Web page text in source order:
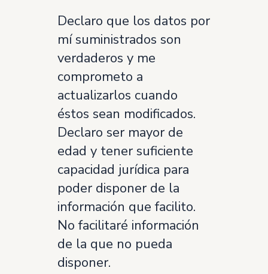
Declaro que los datos por
mí suministrados son
verdaderos y me
comprometo a
actualizarlos cuando
éstos sean modificados.
Declaro ser mayor de
edad y tener suficiente
capacidad jurídica para
poder disponer de la
información que facilito.
No facilitaré información
de la que no pueda
disponer.